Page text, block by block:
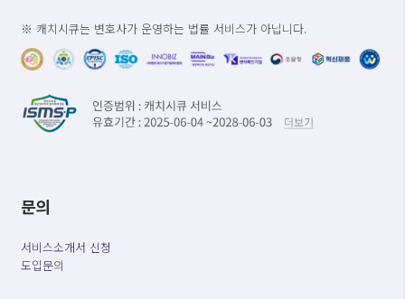
※ 캐치시큐는 변호사가 운영하는 법률 서비스가 아닙니다.
문의
서비스소개서 신청
도입문의